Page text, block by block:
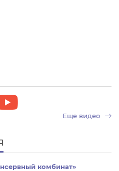
Еще видео
комбинат»